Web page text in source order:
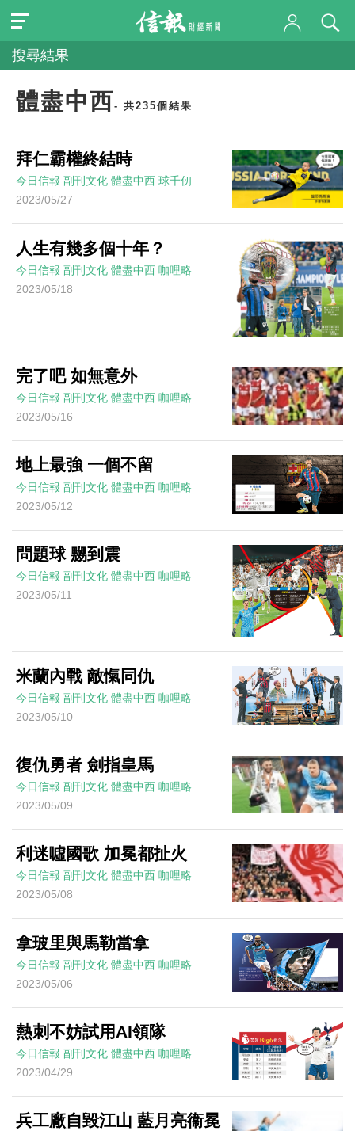
搜尋結果
體盡中西- 共235個結果
拜仁霸權終結時
今日信報 副刊文化 體盡中西 球千仞
2023/05/27
人生有幾多個十年？
今日信報 副刊文化 體盡中西 咖哩略
2023/05/18
完了吧 如無意外
今日信報 副刊文化 體盡中西 咖哩略
2023/05/16
地上最強 一個不留
今日信報 副刊文化 體盡中西 咖哩略
2023/05/12
問題球 嬲到震
今日信報 副刊文化 體盡中西 咖哩略
2023/05/11
米蘭內戰 敵愾同仇
今日信報 副刊文化 體盡中西 咖哩略
2023/05/10
復仇勇者 劍指皇馬
今日信報 副刊文化 體盡中西 咖哩略
2023/05/09
利迷噓國歌 加冕都扯火
今日信報 副刊文化 體盡中西 咖哩略
2023/05/08
拿玻里與馬勒當拿
今日信報 副刊文化 體盡中西 咖哩略
2023/05/06
熱刺不妨試用AI領隊
今日信報 副刊文化 體盡中西 咖哩略
2023/04/29
兵工廠自毀江山 藍月亮衞冕